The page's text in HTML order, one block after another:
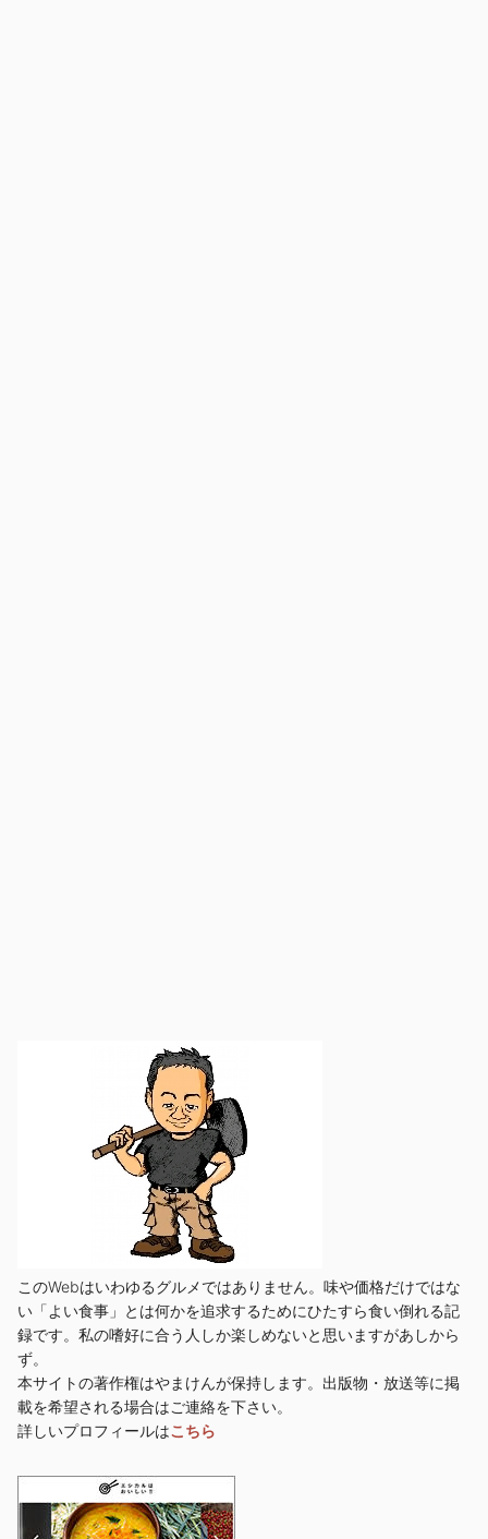
このWebはいわゆるグルメではありません。味や価格だけではな
い「よい食事」とは何かを追求するためにひたすら食い倒れる記
録です。私の嗜好に合う人しか楽しめないと思いますがあしから
ず。
本サイトの著作権はやまけんが保持します。出版物・放送等に掲
載を希望される場合はご連絡を下さい。
詳しいプロフィールはこちら